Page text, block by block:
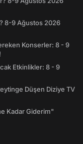
8-9 Ağustos 2026
Konserler: 8 - 9
Etkinlikler: 8 - 9
Düşen Diziye TV
Kadar Giderim"